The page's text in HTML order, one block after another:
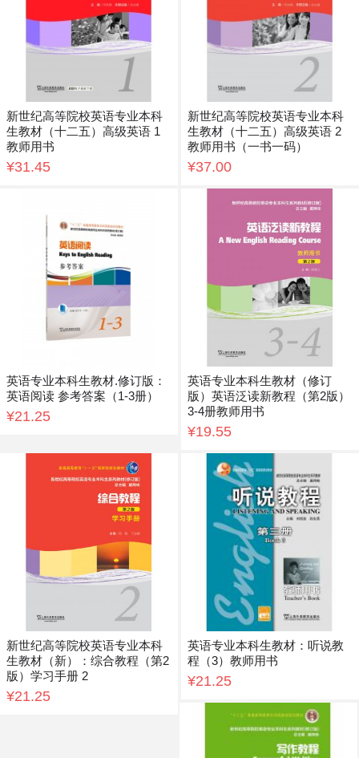
新世纪高等院校英语专业本科
生教材（十二五）高级英语 1
教师用书
¥31.45
新世纪高等院校英语专业本科
生教材（十二五）高级英语 2
教师用书（一书一码）
¥37.00
英语专业本科生教材.修订版：
英语阅读 参考答案（1-3册）
¥21.25
英语专业本科生教材（修订
版）英语泛读新教程（第2版）
3-4册教师用书
¥19.55
新世纪高等院校英语专业本科
生教材（新）：综合教程（第2
版）学习手册 2
¥21.25
英语专业本科生教材：听说教
程（3）教师用书
¥21.25